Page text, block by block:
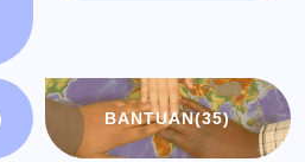
BANTUAN(35)